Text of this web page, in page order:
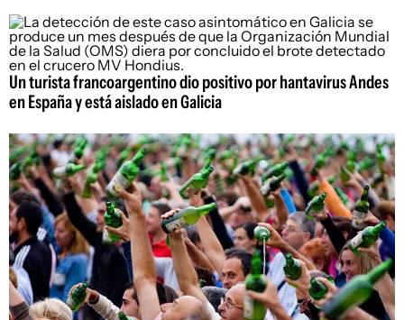
Un turista francoargentino dio positivo por hantavirus Andes
en España y está aislado en Galicia